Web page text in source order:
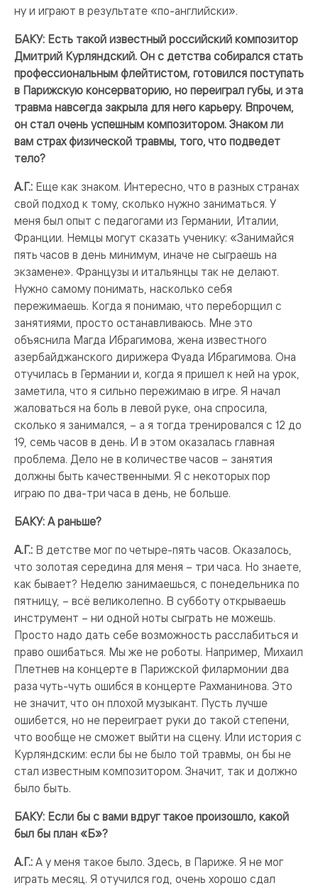
ну и играют в результате «по-английски».
БАКУ: Есть такой известный российский композитор
Дмитрий Курляндский. Он с детства собирался стать
профессиональным флейтистом, готовился поступать
в Парижскую консерваторию, но переиграл губы, и эта
травма навсегда закрыла для него карьеру. Впрочем,
он стал очень успешным композитором. Знаком ли
вам страх физической травмы, того, что подведет
тело?
А.Г.: Еще как знаком. Интересно, что в разных странах
свой подход к тому, сколько нужно заниматься. У
меня был опыт с педагогами из Германии, Италии,
Франции. Немцы могут сказать ученику: «Занимайся
пять часов в день минимум, иначе не сыграешь на
экзамене». Французы и итальянцы так не делают.
Нужно самому понимать, насколько себя
пережимаешь. Когда я понимаю, что переборщил с
занятиями, просто останавливаюсь. Мне это
объяснила Магда Ибрагимова, жена известного
азербайджанского дирижера Фуада Ибрагимова. Она
отучилась в Германии и, когда я пришел к ней на урок,
заметила, что я сильно пережимаю в игре. Я начал
жаловаться на боль в левой руке, она спросила,
сколько я занимался, – а я тогда тренировался с 12 до
19, семь часов в день. И в этом оказалась главная
проблема. Дело не в количестве часов – занятия
должны быть качественными. Я с некоторых пор
играю по два-три часа в день, не больше.
БАКУ: А раньше?
А.Г.: В детстве мог по четыре-пять часов. Оказалось,
что золотая середина для меня – три часа. Но знаете,
как бывает? Неделю занимаешься, с понедельника по
пятницу, – всё великолепно. В субботу открываешь
инструмент – ни одной ноты сыграть не можешь.
Просто надо дать себе возможность расслабиться и
право ошибаться. Мы же не роботы. Например, Михаил
Плетнев на концерте в Парижской филармонии два
раза чуть-чуть ошибся в концерте Рахманинова. Это
не значит, что он плохой музыкант. Пусть лучше
ошибется, но не переиграет руки до такой степени,
что вообще не сможет выйти на сцену. Или история с
Курляндским: если бы не было той травмы, он бы не
стал известным композитором. Значит, так и должно
было быть.
БАКУ: Если бы с вами вдруг такое произошло, какой
был бы план «Б»?
А.Г.: А у меня такое было. Здесь, в Париже. Я не мог
играть месяц. Я отучился год, очень хорошо сдал